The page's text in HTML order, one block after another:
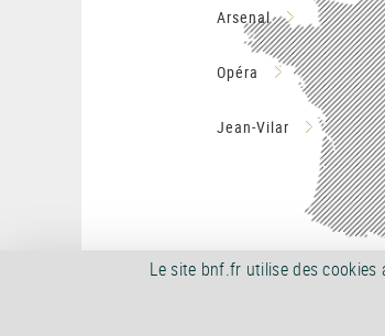
Arsenal
Opéra
Jean-Vilar
Le site bnf.fr utilise des